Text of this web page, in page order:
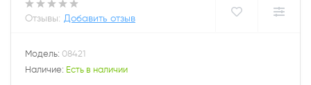
Отзывы: Добавить отзыв
Модель: 08421
Наличие: Есть в наличии